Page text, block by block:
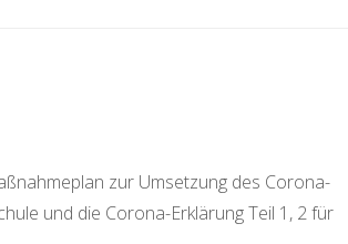
zur Umsetzung des Corona-
und die Corona-Erklärung Teil 1, 2 für